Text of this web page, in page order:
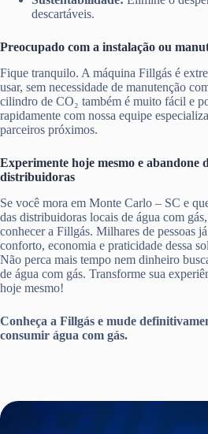
descartáveis.
Preocupado com a instalação ou
Fique tranquilo. A máquina Fillgás é
usar, sem necessidade de manutenção
cilindro de CO₂ também é muito fácil e
rapidamente com nossa equipe
parceiros próximos.
Experimente hoje mesmo e abandone
distribuidoras
Se você mora em Monte Carlo – SC e
das distribuidoras locais de água com
conhecer a Fillgás. Milhares de pessoas
conforto, economia e praticidade dessa
Não perca mais tempo nem dinheiro
de água com gás. Transforme sua
hoje mesmo!
Conheça a Fillgás e mude
consumir água com gás.